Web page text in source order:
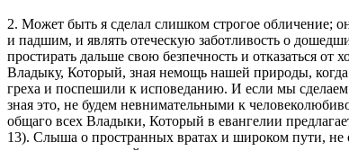
2. Может быть я сделал слишком строгое обличение;
и падшим, и являть отеческую заботливость о
простирать дальше свою безпечность и отказаться
Владыку, Который, зная немощь нашей природы, когда
греха и поспешили к исповеданию. И если мы
зная это, не будем невнимательными к
общаго всех Владыки, Который в евангелии
13). Слыша о пространных вратах и широком пути, не